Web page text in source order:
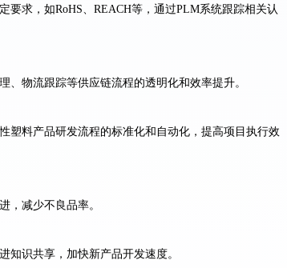
要求，如RoHS、REACH等，通过PLM系统跟踪相关认
、物流跟踪等供应链流程的透明化和效率提升。
塑料产品研发流程的标准化和自动化，提高项目执行效
，减少不良品率。
知识共享，加快新产品开发速度。